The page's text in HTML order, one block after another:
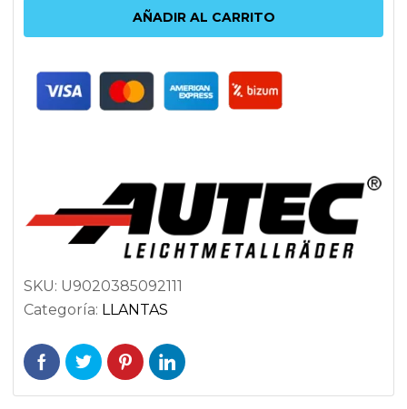
POLISHED
5X114.3
ET38
AÑADIR AL CARRITO
SKU: U9020385092111
Categoría: LLANTAS